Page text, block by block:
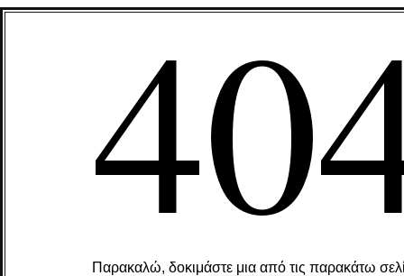
Παρακαλώ, δοκιμάστε μια από τις παρακάτω